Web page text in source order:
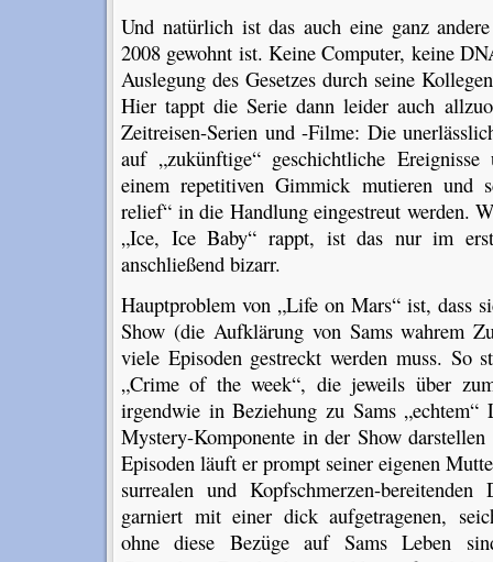
Und natürlich ist das auch eine ganz
2008 gewohnt ist. Keine Computer, keine
Auslegung des Gesetzes durch seine
Hier tappt die Serie dann leider auch
Zeitreisen-Serien und -Filme: Die
auf „zukünftige“ geschichtliche
einem repetitiven Gimmick mutieren und
relief“ in die Handlung eingestreut werden.
„Ice, Ice Baby“ rappt, ist das nur im
anschließend bizarr.
Hauptproblem von „Life on Mars“ ist, dass
Show (die Aufklärung von Sams wahrem
viele Episoden gestreckt werden muss.
„Crime of the week“, die jeweils über
irgendwie in Beziehung zu Sams „echtem“
Mystery-Komponente in der Show
Episoden läuft er prompt seiner eigenen
surrealen und Kopfschmerzen-
garniert mit einer dick aufgetragenen,
ohne diese Bezüge auf Sams Leben